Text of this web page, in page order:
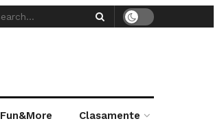
Fun&More Clasamente